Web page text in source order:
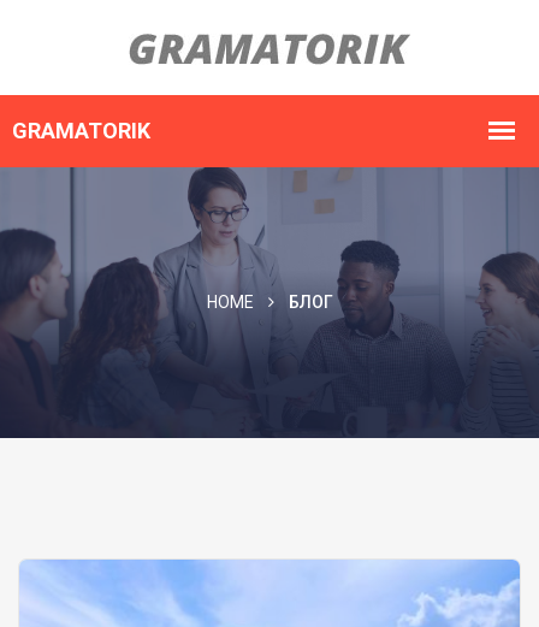
HOME БЛОГ